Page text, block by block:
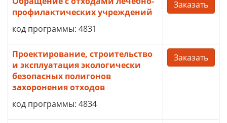
профилактических учреждений
код программы: 4831
Заказать
Проектирование, строительство
и эксплуатация экологически
безопасных полигонов
захоронения отходов
код программы: 4834
Заказать